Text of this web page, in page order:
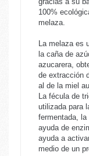
100%
melaza.
La melaza es
la caña de
azucarera,
de extracción
al de la miel
La fécula de
utilizada para
fermentada,
ayuda de
ayuda a
medio de un